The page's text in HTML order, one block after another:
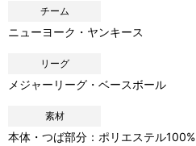
チーム
ニューヨーク・ヤンキース
リーグ
メジャーリーグ・ベースボール
素材
本体・つば部分：ポリエステル100%